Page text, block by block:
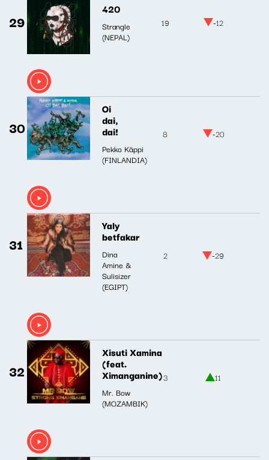
29
420
Strangle
(NEPAL)
19 -12
30
Oi
dai,
dai!
Pekko Käppi
(FINLANDIA)
8 -20
31
Yaly
betfakar
Dina
Amine &
Sulisizer
(EGIPT)
2 -29
32
Xisuti Xamina
(feat.
Ximanganine)
Mr. Bow
(MOZAMBIK)
3 11